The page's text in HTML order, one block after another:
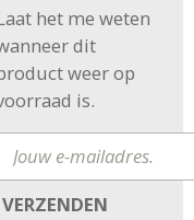
het me weten
dit
weer op
is.
VERZENDEN